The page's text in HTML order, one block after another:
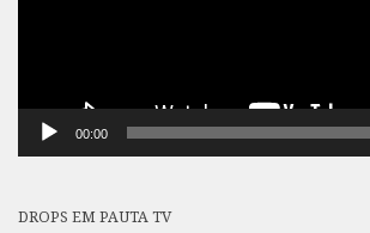
00:00
DROPS EM PAUTA TV